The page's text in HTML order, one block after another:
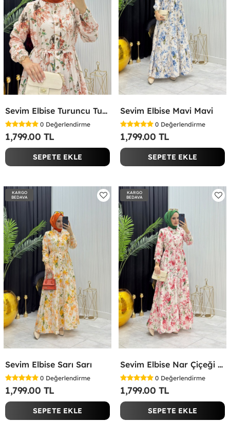
Sevim Elbise Turuncu Turuncu
0 Değerlendirme
1,799.00 TL
SEPETE EKLE
Sevim Elbise Mavi Mavi
0 Değerlendirme
1,799.00 TL
SEPETE EKLE
KARGO
BEDAVA
Sevim Elbise Sarı Sarı
0 Değerlendirme
1,799.00 TL
SEPETE EKLE
KARGO
BEDAVA
Sevim Elbise Nar Çiçeği Nar Çiçeği
0 Değerlendirme
1,799.00 TL
SEPETE EKLE